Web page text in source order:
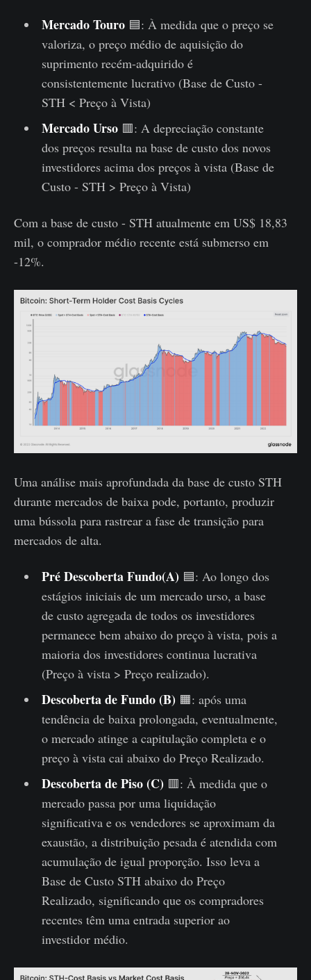
Mercado Touro🟦: À medida que o preço se
valoriza, o preço médio de aquisição do
suprimento recém-adquirido é
consistentemente lucrativo (Base de Custo -
STH < Preço à Vista)
Mercado Urso 🟥: A depreciação constante
dos preços resulta na base de custo dos novos
investidores acima dos preços à vista (Base de
Custo - STH > Preço à Vista)
Com a base de custo - STH atualmente em US$ 18,83
mil, o comprador médio recente está submerso em
-12%.
Uma análise mais aprofundada da base de custo STH
durante mercados de baixa pode, portanto, produzir
uma bússola para rastrear a fase de transição para
mercados de alta.
Pré Descoberta Fundo(A) 🟦: Ao longo dos
estágios iniciais de um mercado urso, a base
de custo agregada de todos os investidores
permanece bem abaixo do preço à vista, pois a
maioria dos investidores continua lucrativa
(Preço à vista > Preço realizado).
Descoberta de Fundo (B) 🟧: após uma
tendência de baixa prolongada, eventualmente,
o mercado atinge a capitulação completa e o
preço à vista cai abaixo do Preço Realizado.
Descoberta de Piso (C) 🟥: À medida que o
mercado passa por uma liquidação
significativa e os vendedores se aproximam da
exaustão, a distribuição pesada é atendida com
acumulação de igual proporção. Isso leva a
Base de Custo STH abaixo do Preço
Realizado, significando que os compradores
recentes têm uma entrada superior ao
investidor médio.